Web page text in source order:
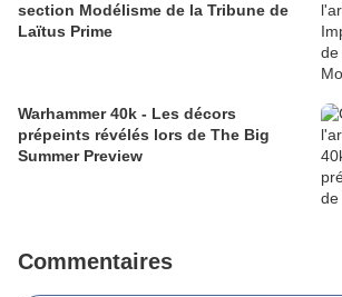
section Modélisme de la Tribune de
Laïtus Prime
Warhammer 40k - Les décors
prépeints révélés lors de The Big
Summer Preview
Commentaires